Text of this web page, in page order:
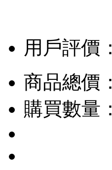
用戶評價：
商品總價：
購買數量：